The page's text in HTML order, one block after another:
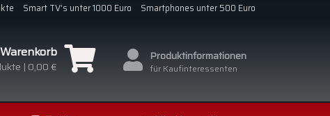
Smart TV’s unter 1000 Euro Smartphones unter 500 Euro
Produktinformationen
für Kaufinteressenten
| 0,00 €